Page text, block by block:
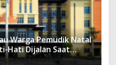
Warga Pemudik Natal
Hati Dijalan Saat
Kecelakaan